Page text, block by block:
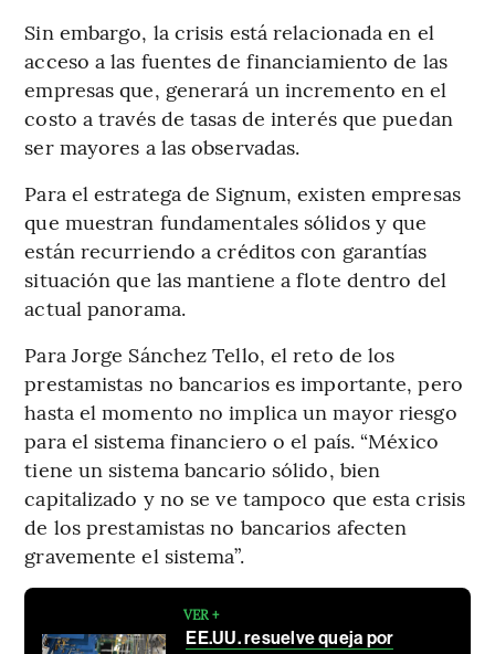
Sin embargo, la crisis está relacionada en el
acceso a las fuentes de financiamiento de las
empresas que, generará un incremento en el
costo a través de tasas de interés que puedan
ser mayores a las observadas.
Para el estratega de Signum, existen empresas
que muestran fundamentales sólidos y que
están recurriendo a créditos con garantías
situación que las mantiene a flote dentro del
actual panorama.
Para Jorge Sánchez Tello, el reto de los
prestamistas no bancarios es importante, pero
hasta el momento no implica un mayor riesgo
para el sistema financiero o el país. “México
tiene un sistema bancario sólido, bien
capitalizado y no se ve tampoco que esta crisis
de los prestamistas no bancarios afecten
gravemente el sistema”.
VER +
EE.UU. resuelve queja por